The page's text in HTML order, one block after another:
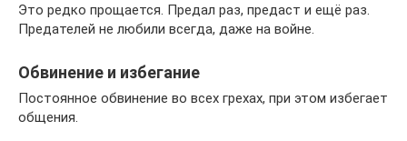
Это редко прощается. Предал раз, предаст и ещё раз.
Предателей не любили всегда, даже на войне.
Обвинение и избегание
Постоянное обвинение во всех грехах, при этом избегает
общения.